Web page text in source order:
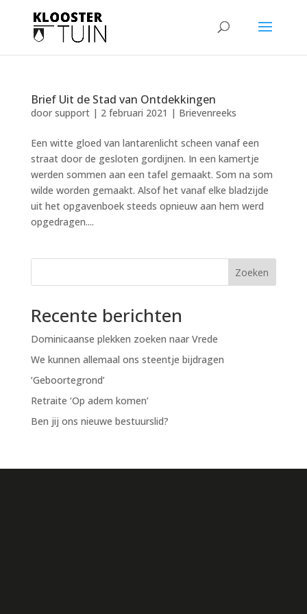
Brief Uit de Stad van Ontdekkingen
door support| 2 februari 2021 | Brievenreeks
Een witte gloed van lantarenlicht scheen vanaf een
straat door de gesloten gordijnen. In een kamertje
werden sommen aan een tafel gemaakt. Som na som
wilde worden gemaakt. Alsof het vanaf elke bladzijde
uit het opgavenboek steeds opnieuw aan hem werd
opgedragen....
Zoeken
Recente berichten
Dominicaanse plekken zoeken naar Vrede
We kunnen allemaal ons steentje bijdragen
‘Geboortegrond’
Retraite ‘Op adem komen’
Ben jij ons nieuwe bestuurslid?